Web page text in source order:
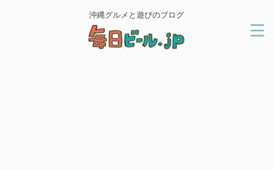
沖縄グルメと遊びのブログ